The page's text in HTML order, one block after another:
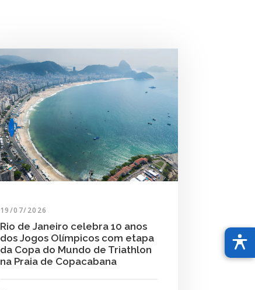
19/07/2026
Rio de Janeiro celebra 10 anos
dos Jogos Olímpicos com etapa
da Copa do Mundo de Triathlon
na Praia de Copacabana